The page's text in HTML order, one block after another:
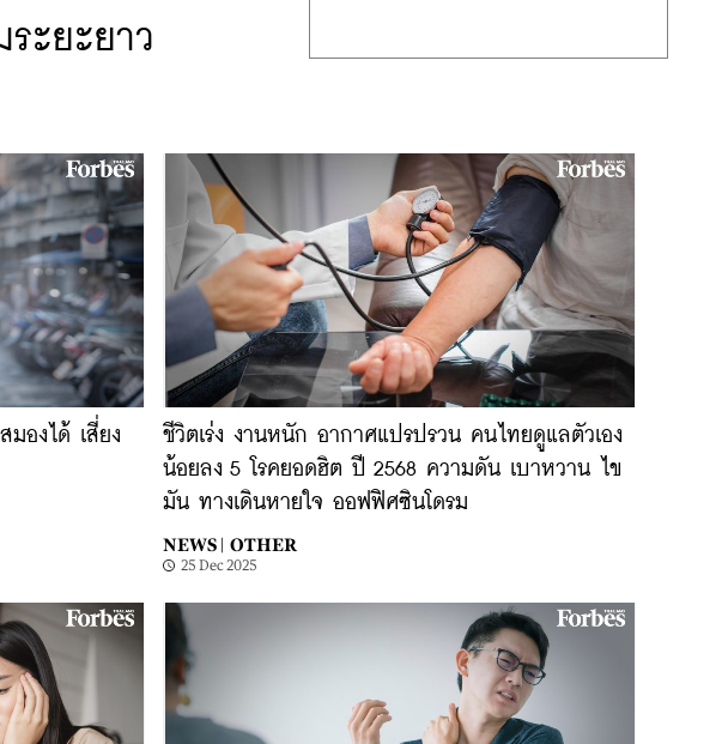
ะยะยาว
มองได้ เสี่ยง
ชีวิตเร่ง งานหนัก อากาศแปรปรวน คนไทยดูแลตัวเอง
น้อยลง 5 โรคยอดฮิต ปี 2568 ความดัน เบาหวาน ไข
มัน ทางเดินหายใจ ออฟฟิศซินโดรม
NEWS | OTHER
25 Dec 2025